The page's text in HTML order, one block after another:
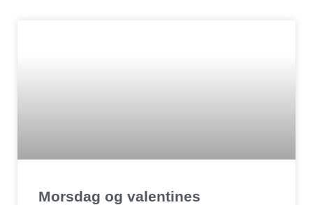
Morsdag og valentines